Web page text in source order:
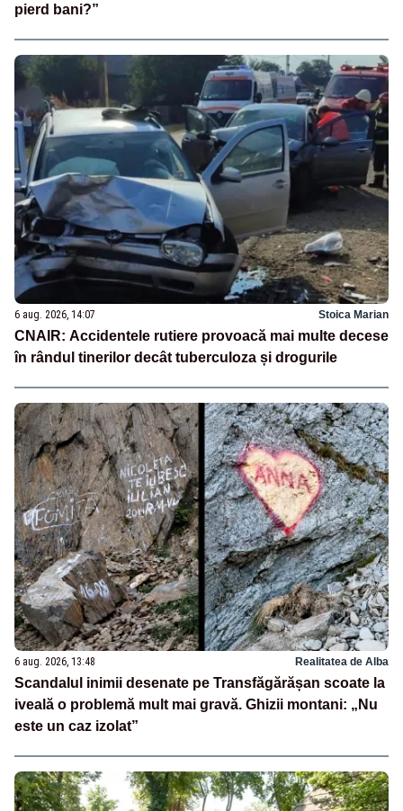
pierd bani?”
6 aug. 2026, 14:07 Stoica Marian
CNAIR: Accidentele rutiere provoacă mai multe decese
în rândul tinerilor decât tuberculoza și drogurile
6 aug. 2026, 13:48 Realitatea de Alba
Scandalul inimii desenate pe Transfăgărășan scoate la
iveală o problemă mult mai gravă. Ghizii montani: „Nu
este un caz izolat”